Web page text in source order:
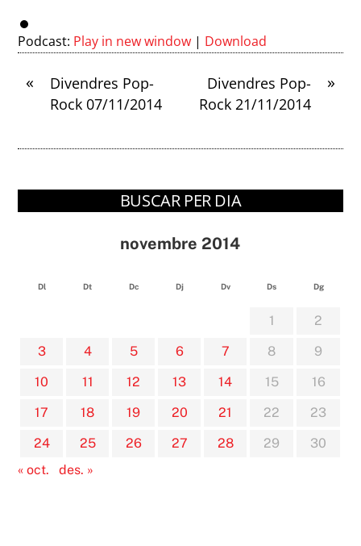
Podcast: Play in new window | Download
«
Divendres Pop-
Rock 07/11/2014
»
Divendres Pop-
Rock 21/11/2014
BUSCAR PER DIA
novembre 2014
Dl Dt Dc Dj Dv Ds Dg
1
2
3
4 5 6 7 8
9
10
11 12 13 14 15
16
17
18 19 20 21 22
23
24
25 26 27 28 29
30
« oct.
des. »